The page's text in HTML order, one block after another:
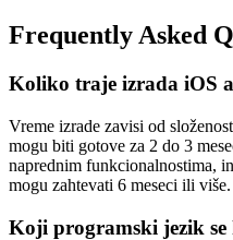
Frequently Asked
Koliko traje izrada iOS
Vreme izrade zavisi od
mogu biti gotove za 2 do 3
naprednim funkcionalnostima,
mogu zahtevati 6 meseci ili više.
Koji programski jezik